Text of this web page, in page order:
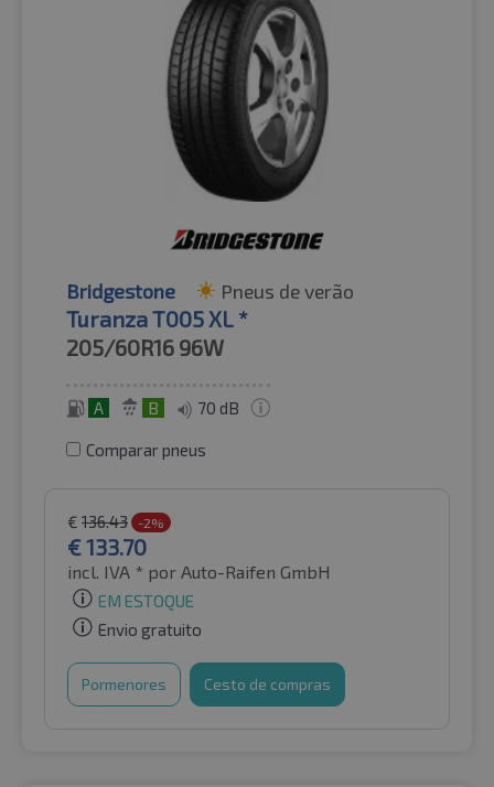
Bridgestone Pneus de verão
Turanza T005 XL *
205/60R16 96W
A B 70 dB
Comparar pneus
€ 136.43 -2%
€133.70
incl. IVA * por Auto-Raifen GmbH
EM ESTOQUE
Envio gratuito
Pormenores Cesto de compras